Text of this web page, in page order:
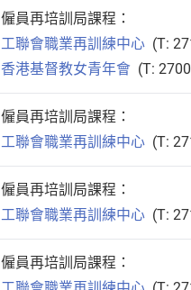
僱員再培訓局課程：
工聯會職業再訓練中心 (T:
香港基督教女青年會 (T:
僱員再培訓局課程：
工聯會職業再訓練中心 (T:
僱員再培訓局課程：
工聯會職業再訓練中心 (T:
僱員再培訓局課程：